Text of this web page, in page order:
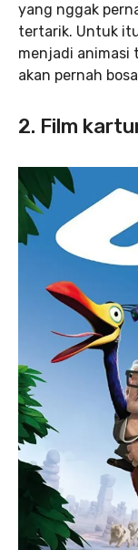
yang nggak
tertarik. Untuk
menjadi animasi
akan pernah
2. Film